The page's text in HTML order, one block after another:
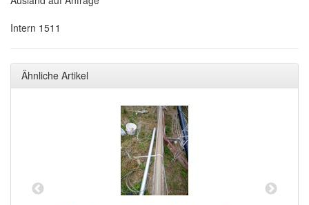
Intern 1511
Ähnliche Artikel